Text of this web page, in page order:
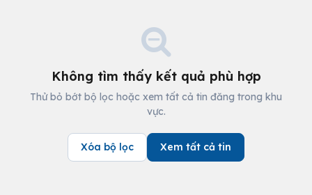
Không tìm thấy kết quả phù hợp
Thử bỏ bớt bộ lọc hoặc xem tất cả tin đăng trong khu
vực.
Xóa bộ lọc Xem tất cả tin